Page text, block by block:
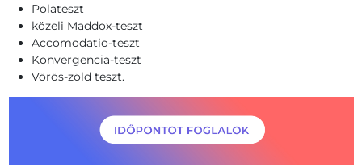
Polateszt
közeli Maddox-teszt
Accomodatio-teszt
Konvergencia-teszt
Vörös-zöld teszt.